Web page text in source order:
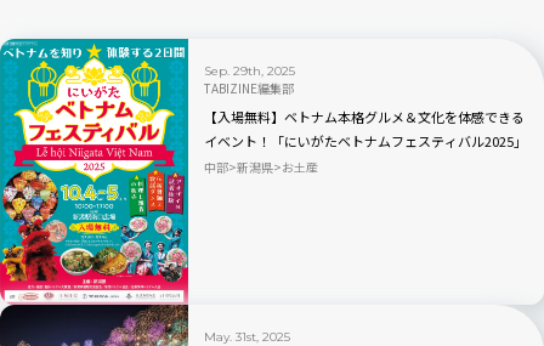
Sep. 29th, 2025
TABIZINE編集部
【入場無料】ベトナム本格グルメ＆文化を体感できる
イベント！「にいがたベトナムフェスティバル2025」
10月4日・5日開催
中部 新潟県 お土産
May. 31st, 2025